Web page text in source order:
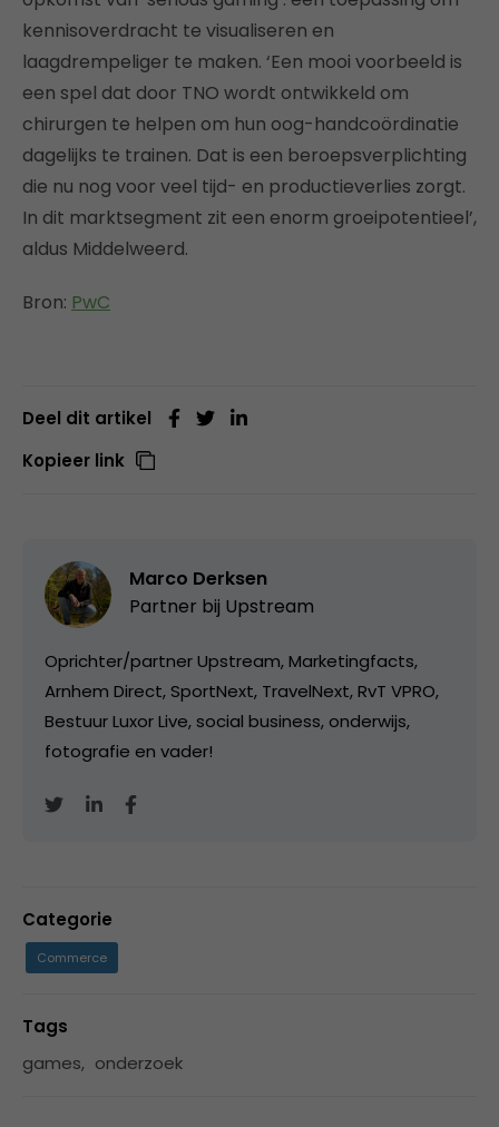
kennisoverdracht te visualiseren en
laagdrempeliger te maken. ‘Een mooi voorbeeld is
een spel dat door TNO wordt ontwikkeld om
chirurgen te helpen om hun oog-handcoördinatie
dagelijks te trainen. Dat is een beroepsverplichting
die nu nog voor veel tijd- en productieverlies zorgt.
In dit marktsegment zit een enorm groeipotentieel’,
aldus Middelweerd.
Bron: PwC
Deel dit artikel
Kopieer link
Marco Derksen
Partner bij Upstream
Oprichter/partner Upstream, Marketingfacts,
Arnhem Direct, SportNext, TravelNext, RvT VPRO,
Bestuur Luxor Live, social business, onderwijs,
fotografie en vader!
Categorie
Commerce
Tags
games, onderzoek